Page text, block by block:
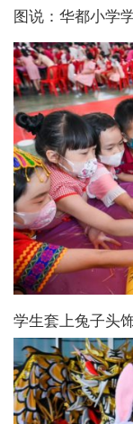
图说：华都小学
学生套上兔子头